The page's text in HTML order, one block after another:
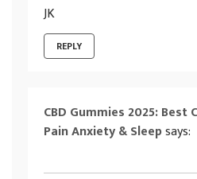
JK
REPLY
CBD Gummies 2025: Best
Pain Anxiety & Sleepsays: